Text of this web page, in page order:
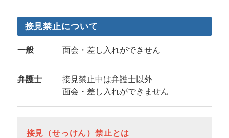
接見禁止について
一般 面会・差し入れができせん
弁護士
接見禁止中は弁護士以外
面会・差し入れができません
接見（せっけん）禁止とは